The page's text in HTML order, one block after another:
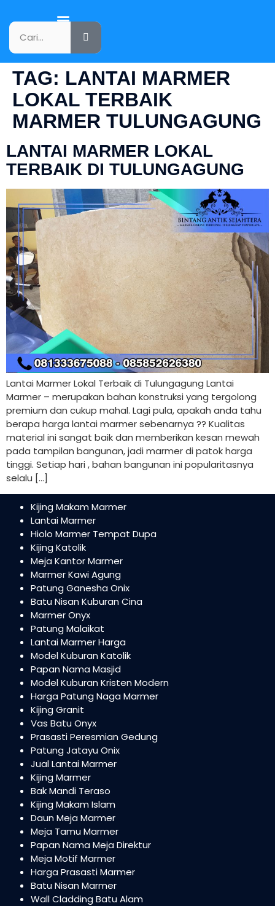
TAG: LANTAI MARMER
LOKAL TERBAIK
MARMER TULUNGAGUNG
LANTAI MARMER LOKAL
TERBAIK DI TULUNGAGUNG
Lantai Marmer Lokal Terbaik di Tulungagung Lantai
Marmer – merupakan bahan konstruksi yang tergolong
premium dan cukup mahal. Lagi pula, apakah anda tahu
berapa harga lantai marmer sebenarnya ?? Kualitas
material ini sangat baik dan memberikan kesan mewah
pada tampilan bangunan, jadi marmer di patok harga
tinggi. Setiap hari , bahan bangunan ini popularitasnya
selalu […]
Kijing Makam Marmer
Lantai Marmer
Hiolo Marmer Tempat Dupa
Kijing Katolik
Meja Kantor Marmer
Marmer Kawi Agung
Patung Ganesha Onix
Batu Nisan Kuburan Cina
Marmer Onyx
Patung Malaikat
Lantai Marmer Harga
Model Kuburan Katolik
Papan Nama Masjid
Model Kuburan Kristen Modern
Harga Patung Naga Marmer
Kijing Granit
Vas Batu Onyx
Prasasti Peresmian Gedung
Patung Jatayu Onix
Jual Lantai Marmer
Kijing Marmer
Bak Mandi Teraso
Kijing Makam Islam
Daun Meja Marmer
Meja Tamu Marmer
Papan Nama Meja Direktur
Meja Motif Marmer
Harga Prasasti Marmer
Batu Nisan Marmer
Wall Cladding Batu Alam